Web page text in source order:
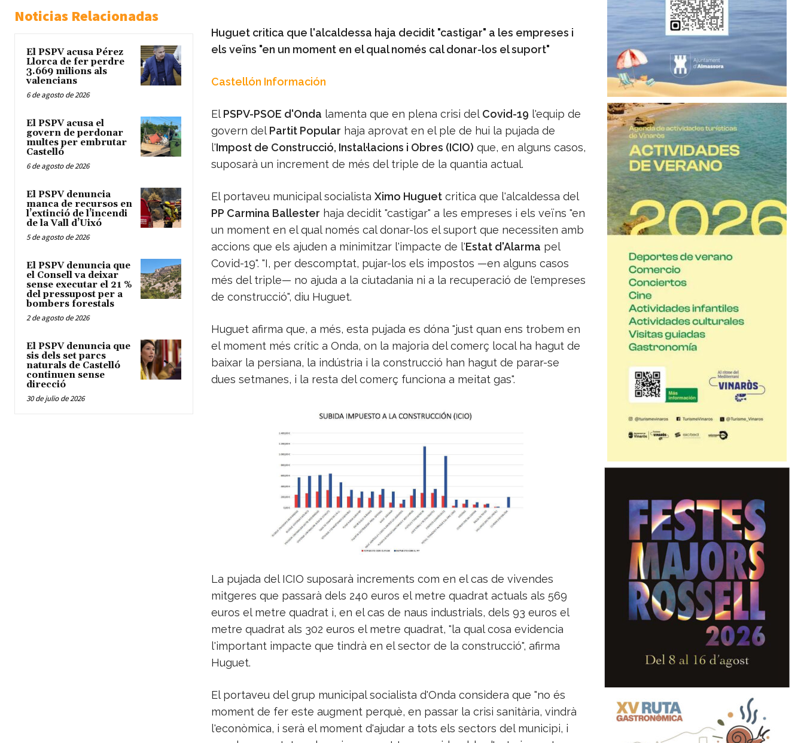
Noticias Relacionadas
El PSPV acusa Pérez
Llorca de fer perdre
3.669 milions als
valencians
6 de agosto de 2026
El PSPV acusa el
govern de perdonar
multes per embrutar
Castelló
6 de agosto de 2026
El PSPV denuncia
manca de recursos en
l’extinció de l’incendi
de la Vall d’Uixó
5 de agosto de 2026
El PSPV denuncia que
el Consell va deixar
sense executar el 21 %
del pressupost per a
bombers forestals
2 de agosto de 2026
El PSPV denuncia que
sis dels set parcs
naturals de Castelló
continuen sense
direcció
30 de julio de 2026
Huguet critica que l'alcaldessa haja decidit "castigar" a les empreses i
els veïns "en un moment en el qual només cal donar-los el suport"
Castellón Información
El PSPV-PSOE d'Onda lamenta que en plena crisi del Covid-19 l'equip de
govern del Partit Popular haja aprovat en el ple de hui la pujada de
l'Impost de Construcció, Instal·lacions i Obres (ICIO) que, en alguns casos,
suposarà un increment de més del triple de la quantia actual.
El portaveu municipal socialista Ximo Huguetcritica que l'alcaldessa del
PP Carmina Ballester haja decidit "castigar" a les empreses i els veïns "en
un moment en el qual només cal donar-los el suport que necessiten amb
accions que els ajuden a minimitzar l'impacte de l'Estat d'Alarma pel
Covid-19". "I, per descomptat, pujar-los els impostos —en alguns casos
més del triple— no ajuda a la ciutadania ni a la recuperació de l'empreses
de construcció", diu Huguet.
Huguet afirma que, a més, esta pujada es dóna "just quan ens trobem en
el moment més crític a Onda, on la majoria del comerç local ha hagut de
baixar la persiana, la indústria i la construcció han hagut de parar-se
dues setmanes, i la resta del comerç funciona a meitat gas".
La pujada del ICIO suposarà increments com en el cas de vivendes
mitgeres que passarà dels 240 euros el metre quadrat actuals als 569
euros el metre quadrat i, en el cas de naus industrials, dels 93 euros el
metre quadrat als 302 euros el metre quadrat, "la qual cosa evidencia
l'important impacte que tindrà en el sector de la construcció", afirma
Huguet.
El portaveu del grup municipal socialista d'Onda considera que "no és
moment de fer este augment perquè, en passar la crisi sanitària, vindrà
l'econòmica, i serà el moment d'ajudar a tots els sectors del municipi, i